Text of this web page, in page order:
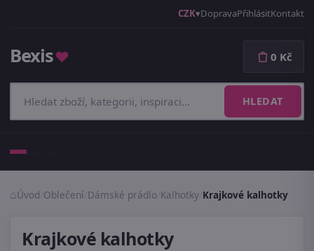
CZK DopravaPřihlásitKontakt
Bexis♥
HLEDAT
0 Kč
Úvod Oblečení Dámské prádlo Kalhotky Krajkové kalhotky
Krajkové kalhotky